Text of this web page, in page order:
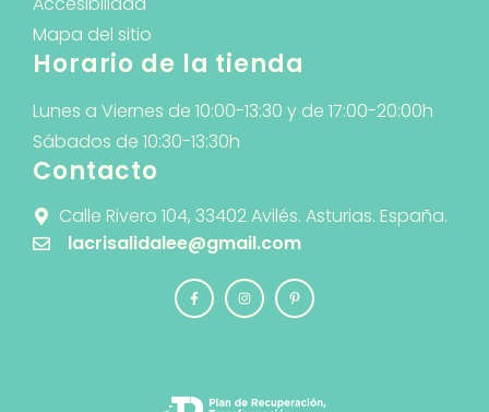
Mapa del sitio
Horario de la tienda
Lunes a Viernes de 10:00-13:30 y de 17:00-20:00h
Sábados de 10:30-13:30h
Contacto
Calle Rivero 104, 33402 Avilés. Asturias. España.
lacrisalidalee@gmail.com